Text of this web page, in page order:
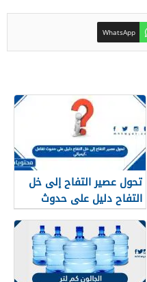
WhatsApp
تحول عصير التفاح إلى خل
التفاح دليل على حدوث
تفاعل كيميائي.